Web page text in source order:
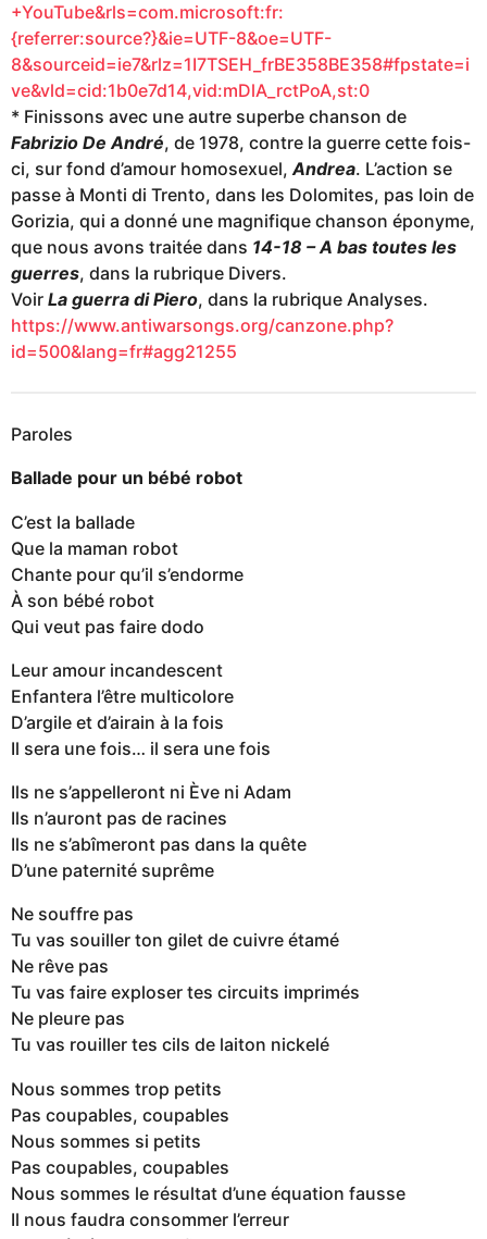
+YouTube&rls=com.microsoft:fr:
{referrer:source?}&ie=UTF-8&oe=UTF-
8&sourceid=ie7&rlz=1I7TSEH_frBE358BE358#fpstate=i
ve&vld=cid:1b0e7d14,vid:mDlA_rctPoA,st:0
* Finissons avec une autre superbe chanson de
Fabrizio De André, de 1978, contre la guerre cette fois-
ci, sur fond d’amour homosexuel, Andrea. L’action se
passe à Monti di Trento, dans les Dolomites, pas loin de
Gorizia, qui a donné une magnifique chanson éponyme,
que nous avons traitée dans 14-18 – A bas toutes les
guerres, dans la rubrique Divers.
Voir La guerra di Piero, dans la rubrique Analyses.
https://www.antiwarsongs.org/canzone.php?
id=500&lang=fr#agg21255
Paroles
Ballade pour un bébé robot
C’est la ballade
Que la maman robot
Chante pour qu’il s’endorme
À son bébé robot
Qui veut pas faire dodo
Leur amour incandescent
Enfantera l’être multicolore
D’argile et d’airain à la fois
Il sera une fois… il sera une fois
Ils ne s’appelleront ni Ève ni Adam
Ils n’auront pas de racines
Ils ne s’abîmeront pas dans la quête
D’une paternité suprême
Ne souffre pas
Tu vas souiller ton gilet de cuivre étamé
Ne rêve pas
Tu vas faire exploser tes circuits imprimés
Ne pleure pas
Tu vas rouiller tes cils de laiton nickelé
Nous sommes trop petits
Pas coupables, coupables
Nous sommes si petits
Pas coupables, coupables
Nous sommes le résultat d’une équation fausse
Il nous faudra consommer l’erreur